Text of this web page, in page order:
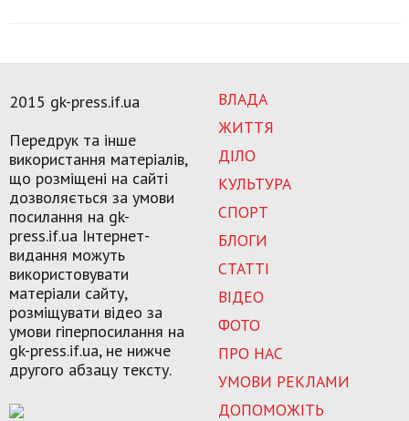
ВЛАДА
ЖИТТЯ
ДІЛО
КУЛЬТУРА
СПОРТ
БЛОГИ
СТАТТІ
ВІДЕО
ФОТО
ПРО НАС
УМОВИ РЕКЛАМИ
ДОПОМОЖІТЬ
2015 gk-press.if.ua
Передрук та інше
використання матеріалів,
що розміщені на сайті
дозволяється за умови
посилання на gk-
press.if.ua Інтернет-
видання можуть
використовувати
матеріали сайту,
розміщувати відео за
умови гіперпосилання на
gk-press.if.ua, не нижче
другого абзацу тексту.